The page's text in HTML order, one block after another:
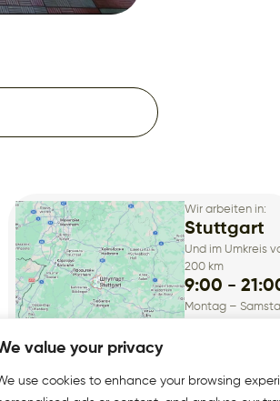
value your privacy
use cookies to enhance your browsing
Wir arbeiten in:
Stuttgart
Und im Umkreis
200 km
9:00 -
Montag –